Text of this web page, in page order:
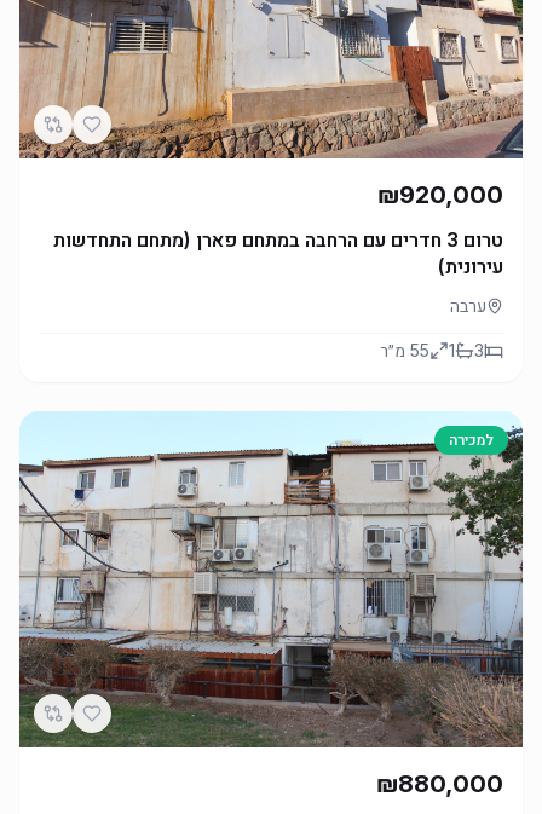
₪920,000
טרום 3 חדרים עם הרחבה במתחם פארן (מתחם התחדשות
עירונית)
ערבה
3
1
55 מ״ר
למכירה
₪880,000